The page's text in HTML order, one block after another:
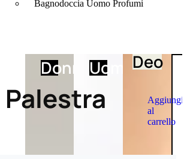
Bagnodoccia Uomo Profumi
DonnaUomoDeo
Aggiungi
al
carrello
Palestra